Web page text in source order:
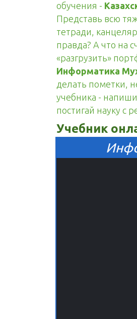
обучения -
Представь всю
тетради,
правда? А что на
«разгрузить»
Информатика
делать пометки,
учебника -
постигай науку с
Учебник